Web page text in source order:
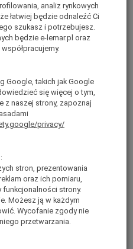
analiz rynkowych
łatwiej będzie odnaleźć Ci
szukasz i potrzebujesz.
będzie e-lemar.pl oraz
Google, takich jak Google
się więcej o tym,
z naszej strony, zapoznaj
privacy/
stron, prezentowania
oraz ich pomiaru,
strony.
Możesz ją w każdym
Wycofanie zgody nie
przetwarzania.